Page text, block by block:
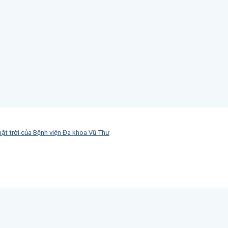
trời của Bệnh viện Đa khoa Vũ Thư